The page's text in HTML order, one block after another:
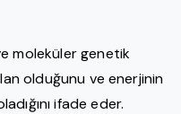
moleküler genetik
olduğunu ve enerjinin
ifade eder.